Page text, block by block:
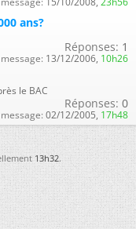
ans?
Réponses: 1
13/12/2006, 10h26
le BAC
Réponses: 0
02/12/2005, 17h48
13h32.